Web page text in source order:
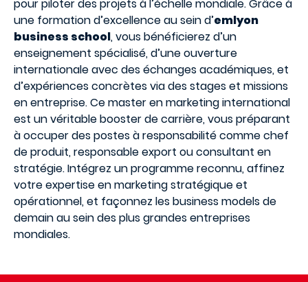
pour piloter des projets à l’échelle mondiale. Grâce à
une formation d’excellence au sein d’emlyon
business school, vous bénéficierez d’un
enseignement spécialisé, d’une ouverture
internationale avec des échanges académiques, et
d’expériences concrètes via des stages et missions
en entreprise. Ce master en marketing international
est un véritable booster de carrière, vous préparant
à occuper des postes à responsabilité comme chef
de produit, responsable export ou consultant en
stratégie. Intégrez un programme reconnu, affinez
votre expertise en marketing stratégique et
opérationnel, et façonnez les business models de
demain au sein des plus grandes entreprises
mondiales.